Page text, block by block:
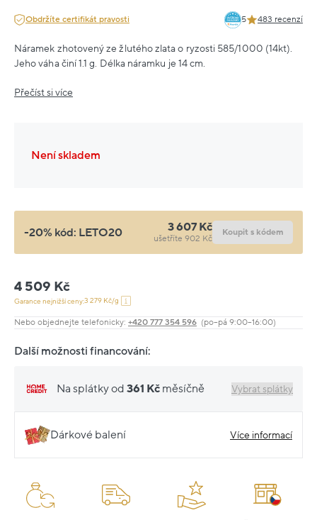
Obdržíte certifikát pravosti 5 483 recenzí
Náramek zhotovený ze žlutého zlata o ryzosti 585/1000 (14kt).
Jeho váha činí 1.1 g. Délka náramku je 14 cm.
Přečíst si více
Není skladem
-20% kód: LETO20 3 607 Kč
ušetříte 902 Kč
Koupit s kódem
4 509 Kč
Garance nejnižší ceny:3 279 Kč/g
Nebo objednejte telefonicky: +420 777 354 596 (po–pá 9:00–16:00)
Další možnosti financování:
Na splátky od 361 Kč měsíčně Vybrat splátky
Dárkové balení Více informací